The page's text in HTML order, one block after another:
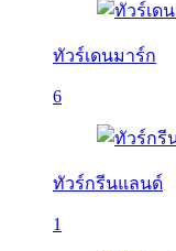
ทัวร์เดนมาร์ก
6
ทัวร์กรีนแลนด์
1